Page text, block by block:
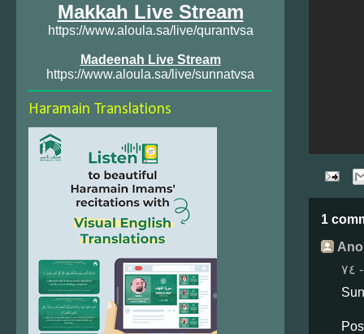
1
Makkah Live Stream
https://www.aloula.sa/live/qurantvsa
Madeenah Live Stream
https://www.aloula.sa/live/sunnatvsa
Haramain Translations